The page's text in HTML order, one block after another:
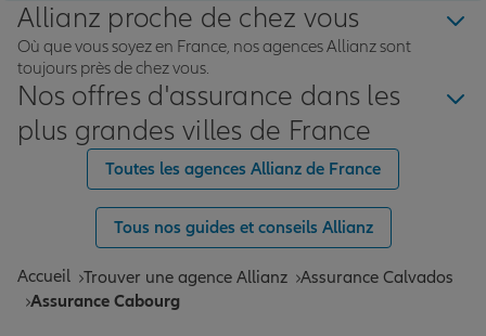
Allianz proche de chez vous
Où que vous soyez en France, nos agences Allianz sont
toujours près de chez vous.
Nos offres d'assurance dans les
plus grandes villes de France
Toutes les agences Allianz de France
Tous nos guides et conseils Allianz
Accueil Trouver une agence Allianz Assurance Calvados
Assurance Cabourg